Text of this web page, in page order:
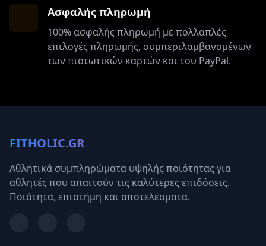
Ασφαλής πληρωμή
100% ασφαλής πληρωμή με πολλαπλές
επιλογές πληρωμής, συμπεριλαμβανομένων
των πιστωτικών καρτών και του PayPal.
FITHOLIC.GR
Αθλητικά συμπληρώματα υψηλής ποιότητας για
αθλητές που απαιτούν τις καλύτερες επιδόσεις.
Ποιότητα, επιστήμη και αποτελέσματα.